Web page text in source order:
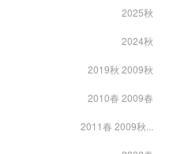
2025秋
2024秋
2019秋 2009秋
2010春 2009春
2011春 2009秋...